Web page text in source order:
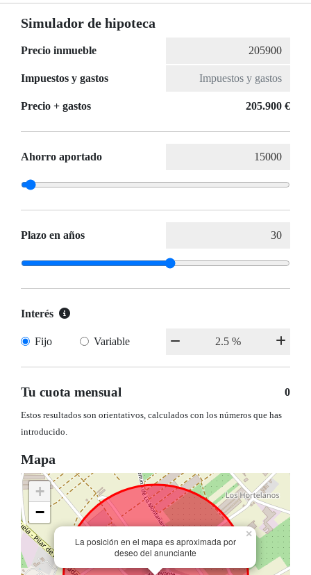
Simulador de hipoteca
Precio inmueble
Impuestos y gastos
Precio + gastos 205.900 €
Ahorro aportado
Plazo en años
Interés
Fijo Variable
Tu cuota mensual 0
Estos resultados son orientativos, calculados con los números que has
introducido.
Mapa
La posición en el mapa es aproximada por
deseo del anunciante
×
+
−